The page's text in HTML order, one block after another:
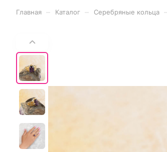
Главная Каталог Серебряные кольца